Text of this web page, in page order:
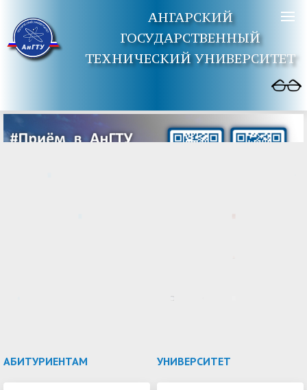
АНГАРСКИЙ
ГОСУДАРСТВЕННЫЙ
ТЕХНИЧЕСКИЙ УНИВЕРСИТЕТ
АБИТУРИЕНТАМ УНИВЕРСИТЕТ